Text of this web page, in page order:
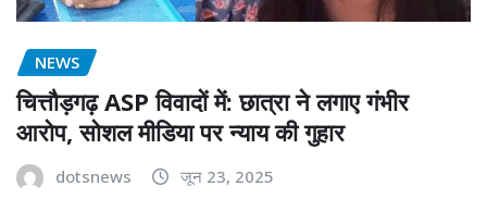
NEWS
चित्तौड़गढ़ ASP विवादों में: छात्रा ने लगाए गंभीर
आरोप, सोशल मीडिया पर न्याय की गुहार
dotsnews जून 23, 2025